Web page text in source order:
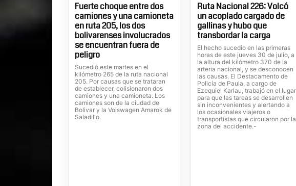
Fuerte choque entre dos
camiones y una camioneta
en ruta 205, los dos
bolivarenses involucrados
se encuentran fuera de
peligro
Sucedió este martes en el
kilómetro 265 de la ruta nacional
205. Por causas que se trataran
de establecer, colisionaron dos
camiones y una camioneta. Los
camiones son de la ciudad de
Bolivar y la Volswagen Amarok de
Saladillo.
Ruta Nacional 226: Volcó
un acoplado cargado de
gallinas y hubo que
transbordar la carga
El hecho sucedio en las primeras
horas de este jueves 30 de julio, a
la altura del kilómetro 370 de la
arteria nacional, y se desconocen
las causas. El Destacamento de
Policía de Paula, a cargo de
Ezequiel Karlau, trabajó en el lugar
para que las tareas se desarrollen
sin inconvenientes y alertando a
los ocasionales viajeros o
transportistas que circularon por la
zona del accidente.-